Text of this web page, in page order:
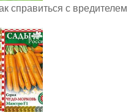
справиться с вредителем